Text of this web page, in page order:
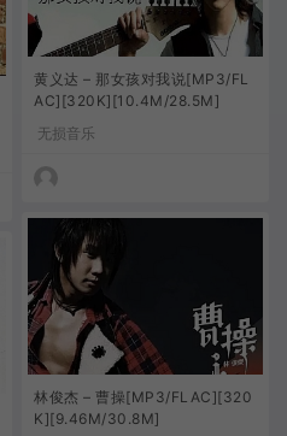
黄义达 – 那女孩对我说[MP3/FL
AC][320K][10.4M/28.5M]
无损音乐
林俊杰 – 曹操[MP3/FLAC][320
K][9.46M/30.8M]